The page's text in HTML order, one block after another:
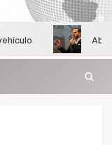
Abelardo de la